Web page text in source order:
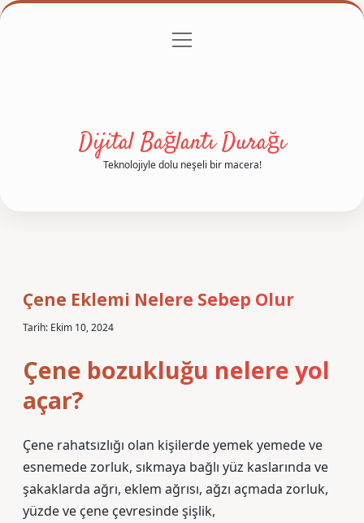
Gizlilik Politikası
menüyü
Dijital Bağlantı Durağı
Teknolojiyle dolu neşeli bir macera!
Çene Eklemi Nelere Sebep Olur
Tarih: Ekim 10, 2024
Çene bozukluğu nelere yol
açar?
Çene rahatsızlığı olan kişilerde yemek yemede ve
esnemede zorluk, sıkmaya bağlı yüz kaslarında ve
şakaklarda ağrı, eklem ağrısı, ağzı açmada zorluk,
yüzde ve çene çevresinde şişlik,